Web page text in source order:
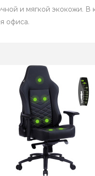
и мягкой экокожи. В
офиса.